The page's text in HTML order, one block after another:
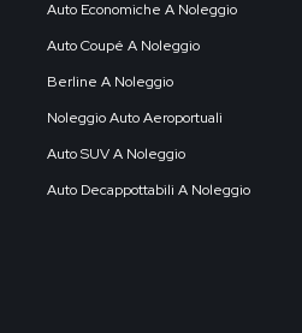
Auto Economiche A Noleggio
Auto Coupé A Noleggio
Berline A Noleggio
Noleggio Auto Aeroportuali
Auto SUV A Noleggio
Auto Decappottabili A Noleggio